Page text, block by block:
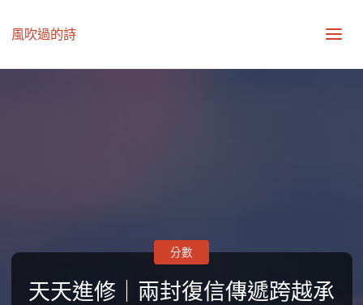
風吹過的詩
天天進修｜兩封復信傳遞跨越承
分數